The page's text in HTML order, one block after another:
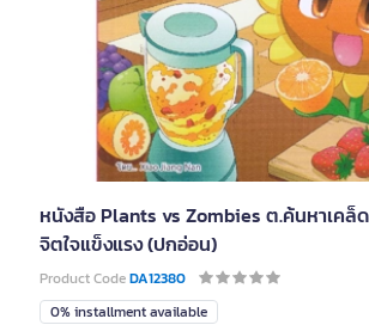
หนังสือ Plants vs Zombies ต.ค้นหาเค
จิตใจแข็งแรง (ปกอ่อน)
Product CodeDA12380
0% installment available